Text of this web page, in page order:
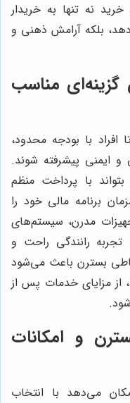
نه تنها به خریدار
بلکه آرامش ذهنی و
مناسب
با بودجه محدود،
ایمنی پیشرفته شوند.
با پرداخت منظم
برنامه مالی خود را
مدرن، سیستم‌های
رانندگی راحت و
بسترن باعث می‌شود
از مزایای خدمات پس از
و امکانات
می‌دهد با انتخاب